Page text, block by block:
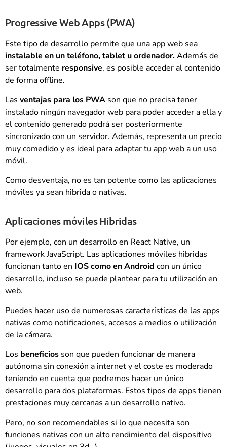
Progressive Web Apps (PWA)
Este tipo de desarrollo permite que una app web sea
instalable en un teléfono, tablet u ordenador.Además de
ser totalmente responsive, es posible acceder al contenido
de forma offline.
Las ventajas para los PWA son que no precisa tener
instalado ningún navegador web para poder acceder a ella y
el contenido generado podrá ser posteriormente
sincronizado con un servidor. Además, representa un precio
muy comedido y es ideal para adaptar tu app web a un uso
móvil.
Como desventaja, no es tan potente como las aplicaciones
móviles ya sean hibrida o nativas.
Aplicaciones móviles Hibridas
Por ejemplo, con un desarrollo en React Native, un
framework JavaScript. Las aplicaciones móviles hibridas
funcionan tanto en IOS como en Android con un único
desarrollo, incluso se puede plantear para tu utilización en
web.
Puedes hacer uso de numerosas características de las apps
nativas como notificaciones, accesos a medios o utilización
de la cámara.
Los beneficios son que pueden funcionar de manera
autónoma sin conexión a internet y el coste es moderado
teniendo en cuenta que podremos hacer un único
desarrollo para dos plataformas. Estos tipos de apps tienen
prestaciones muy cercanas a un desarrollo nativo.
Pero, no son recomendables si lo que necesita son
funciones nativas con un alto rendimiento del dispositivo